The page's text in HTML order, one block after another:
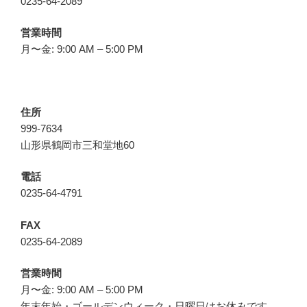
営業時間
月〜金: 9:00 AM – 5:00 PM
住所
999-7634
山形県鶴岡市三和堂地60
電話
0235-64-4791
FAX
0235-64-2089
営業時間
月〜金: 9:00 AM – 5:00 PM